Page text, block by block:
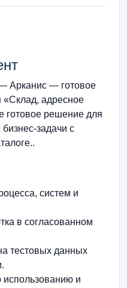
Арканис — готовое
адресное
решение для
задачи с
систем и
в согласованном
тестовых данных
использованию и